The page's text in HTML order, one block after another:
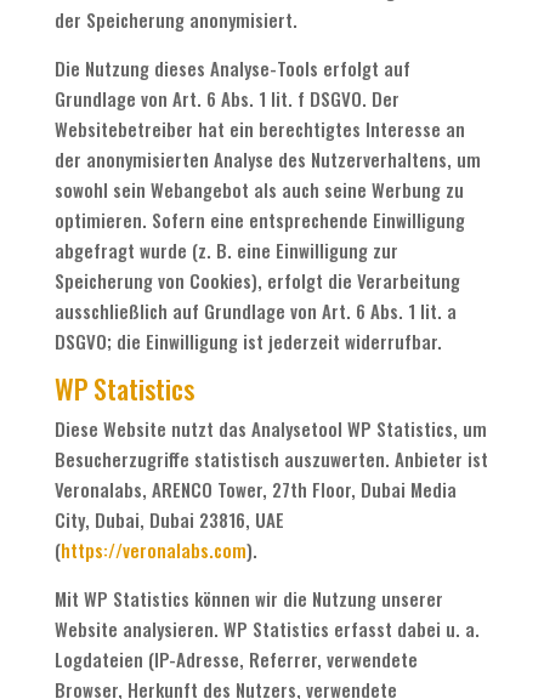
der Speicherung anonymisiert.
Die Nutzung dieses Analyse-Tools erfolgt auf
Grundlage von Art. 6 Abs. 1 lit. f DSGVO. Der
Websitebetreiber hat ein berechtigtes Interesse an
der anonymisierten Analyse des Nutzerverhaltens, um
sowohl sein Webangebot als auch seine Werbung zu
optimieren. Sofern eine entsprechende Einwilligung
abgefragt wurde (z. B. eine Einwilligung zur
Speicherung von Cookies), erfolgt die Verarbeitung
ausschließlich auf Grundlage von Art. 6 Abs. 1 lit. a
DSGVO; die Einwilligung ist jederzeit widerrufbar.
WP Statistics
Diese Website nutzt das Analysetool WP Statistics, um
Besucherzugriffe statistisch auszuwerten. Anbieter ist
Veronalabs, ARENCO Tower, 27th Floor, Dubai Media
City, Dubai, Dubai 23816, UAE
(https://veronalabs.com).
Mit WP Statistics können wir die Nutzung unserer
Website analysieren. WP Statistics erfasst dabei u. a.
Logdateien (IP-Adresse, Referrer, verwendete
Browser, Herkunft des Nutzers, verwendete